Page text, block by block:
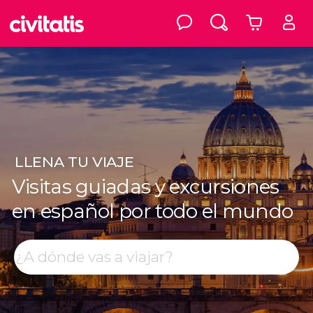
LLENA TU VIAJE
Visitas guiadas y excursiones
en español por todo el mundo
Buscar
Top destinos